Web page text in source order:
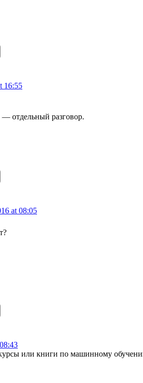
16:55
отдельный разговор.
at 08:05
или книги по машинному